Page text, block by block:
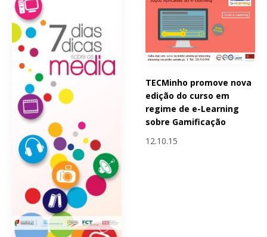
TECMinho promove nova
edição do curso em
regime de e-Learning
sobre Gamificação
12.10.15